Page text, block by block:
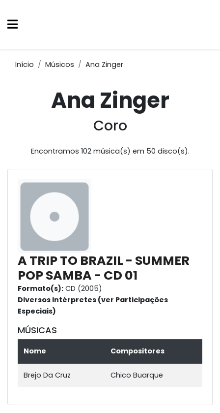
Início Músicos Ana Zinger
Ana Zinger
Coro
Encontramos 102 música(s) em 50 disco(s).
A TRIP TO BRAZIL - SUMMER
POP SAMBA - CD 01
Formato(s): CD (2005)
Diversos Intérpretes (ver Participações
Especiais)
MÚSICAS
Nome Compositores
Brejo Da Cruz Chico Buarque